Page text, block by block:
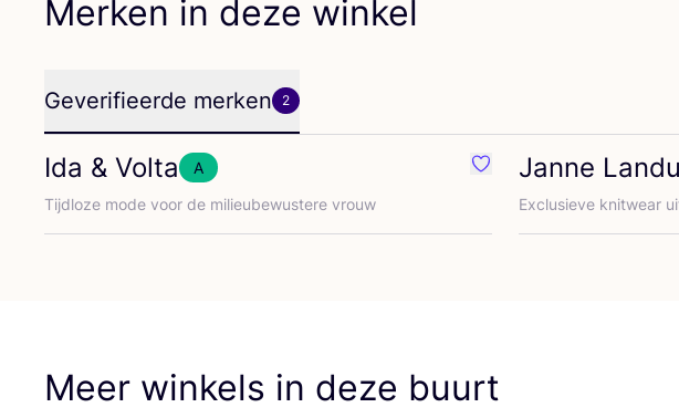
Merken in deze winkel
Geverifieerde merken 2
Ida & Volta
A
Tijd­lo­ze mode voor de mili­eu­be­wus­te­re vrouw
Favoriete {naam}
Janne
Exclu­sie­ve knit­wear
Meer winkels in deze buurt